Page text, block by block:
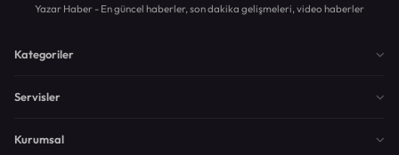
Yazar Haber - En güncel haberler, son dakika gelişmeleri, video haberler
Kategoriler
Servisler
Kurumsal